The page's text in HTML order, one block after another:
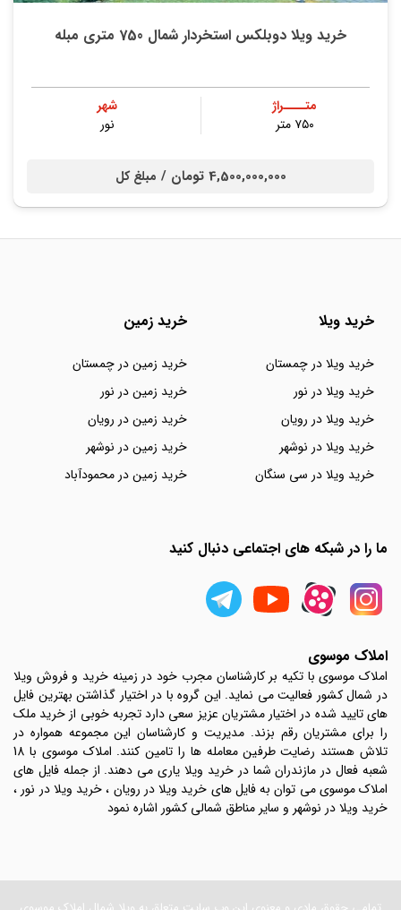
خرید ویلا دوبلکس استخردار شمال 750 متری مبله
متــــراژ
۷۵۰ متر
شهر
نور
4,500,000,000 تومان / مبلغ کل
خرید ویلا
خرید ویلا در چمستان
خرید ویلا در نور
خرید ویلا در رویان
خرید ویلا در نوشهر
خرید ویلا در سی سنگان
خرید زمین
خرید زمین در چمستان
خرید زمین در نور
خرید زمین در رویان
خرید زمین در نوشهر
خرید زمین در محمودآباد
ما را در شبکه های اجتماعی دنبال کنید
املاک موسوی
املاک موسوی با تکیه بر کارشناسان مجرب خود در زمینه خرید و فروش ویلا
در شمال کشور فعالیت می نماید. این گروه با در اختیار گذاشتن بهترین فایل
های تایید شده در اختیار مشتریان عزیز سعی دارد تجربه خوبی از خرید ملک
را برای مشتریان رقم بزند. مدیریت و کارشناسان این مجموعه همواره در
تلاش هستند رضایت طرفین معامله ها را تامین کنند. املاک موسوی با 18
شعبه فعال در مازندران شما در خرید ویلا یاری می دهند. از جمله فایل های
املاک موسوی می توان به فایل های خرید ویلا در رویان ، خرید ویلا در نور ،
خرید ویلا در نوشهر و سایر مناطق شمالی کشور اشاره نمود